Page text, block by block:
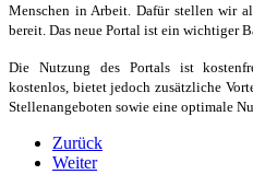
Menschen in Arbeit. Dafür stellen wir
bereit. Das neue Portal ist ein wichtiger
Die Nutzung des Portals ist
kostenlos, bietet jedoch zusätzliche
Stellenangeboten sowie eine optimale
Zurück
Weiter